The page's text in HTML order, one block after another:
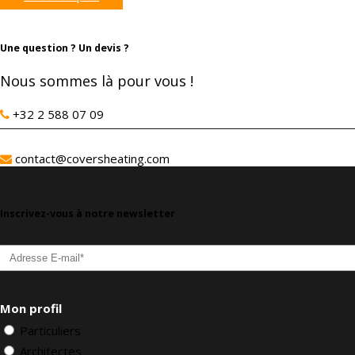
Une question ? Un devis ?
Nous sommes là pour vous !
+32 2 588 07 09
contact@coversheating.com
Inscrivez-vous à notre newsletter
Mon profil
Particuliers
Architectes